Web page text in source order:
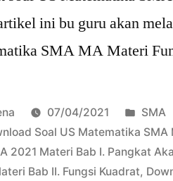
ini bu guru akan
SMA MA Materi
07/04/2021
Posted
in
SMA
Soal US Matematika SMA
2021 Materi Bab I. Pangkat
Bab II. Fungsi Kuadrat,